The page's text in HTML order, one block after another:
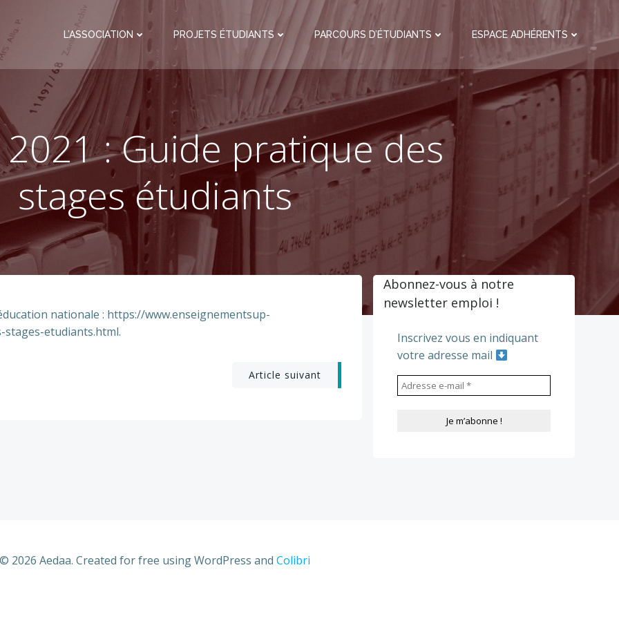
L’ASSOCIATION PROJETS ÉTUDIANTS PARCOURS D’ÉTUDIANTS ESPACE ADHÉRENTS
: Guide pratique des
stages étudiants
nationale : https://www.enseignementsup-
etudiants.html.
Article suivant
Abonnez-vous à notre
newsletter emploi !
Inscrivez vous en indiquant
votre adresse mail
© 2026 Aedaa. Created for free using WordPress and Colibri